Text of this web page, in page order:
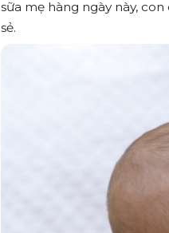
sữa mẹ hàng ngày này,
sẻ.